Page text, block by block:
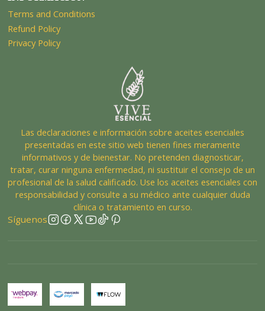
Terms and Conditions
Refund Policy
Privacy Policy
Las declaraciones e información sobre aceites esenciales
presentadas en este sitio web tienen fines meramente
informativos y de bienestar. No pretenden diagnosticar,
tratar, curar ninguna enfermedad, ni sustituir el consejo de un
profesional de la salud calificado. Use los aceites esenciales con
responsabilidad y consulte a su médico ante cualquier duda
clínica o tratamiento en curso.
Síguenos